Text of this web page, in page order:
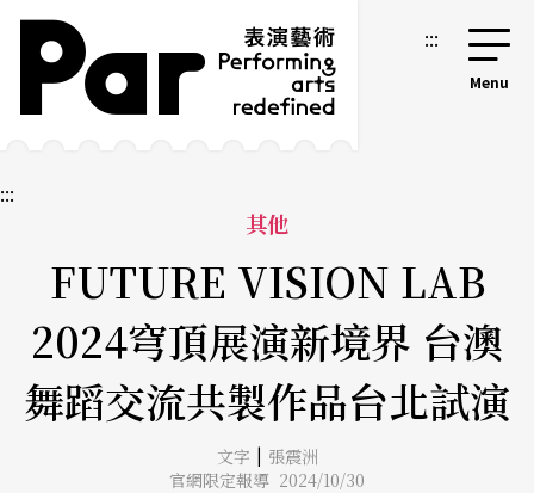
跳到主要內容區塊
網站導覽 :::
:::
其他
FUTURE VISION LAB
2024穹頂展演新境界 台澳
舞蹈交流共製作品台北試演
文字 | 張震洲
官網限定報導 2024/10/30